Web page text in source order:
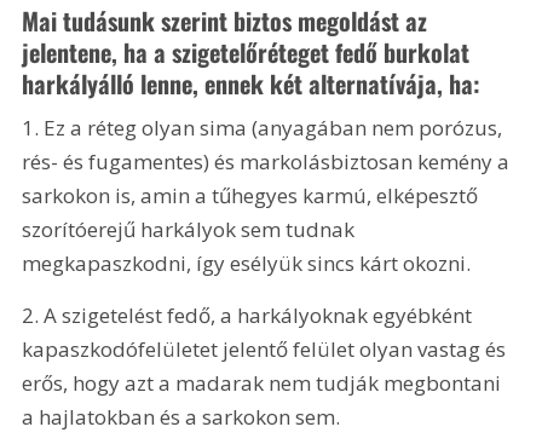
Mai tudásunk szerint biztos megoldást az
jelentene, ha a szigetelőréteget fedő burkolat
harkályálló lenne, ennek két alternatívája, ha:
1. Ez a réteg olyan sima (anyagában nem porózus,
rés- és fugamentes) és markolásbiztosan kemény a
sarkokon is, amin a tűhegyes karmú, elképesztő
szorítóerejű harkályok sem tudnak
megkapaszkodni, így esélyük sincs kárt okozni.
2. A szigetelést fedő, a harkályoknak egyébként
kapaszkodófelületet jelentő felület olyan vastag és
erős, hogy azt a madarak nem tudják megbontani
a hajlatokban és a sarkokon sem.